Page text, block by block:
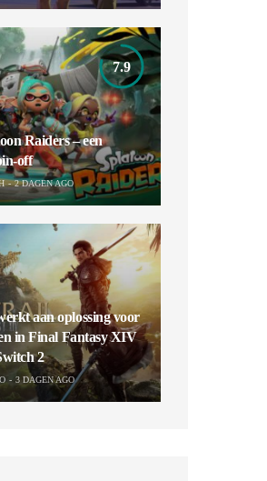
7.9
Raiders – een
off
2 DAGEN AGO
aan oplossing voor
in Final Fantasy XIV
2
3 DAGEN AGO